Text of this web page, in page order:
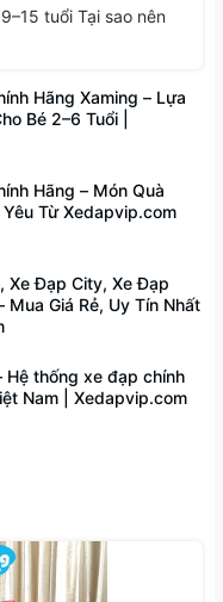
tuổi Tại sao nên
Hãng Xaming – Lựa
Bé 2–6 Tuổi |
Hãng – Món Quà
Từ Xedapvip.com
Xe Đạp City, Xe Đạp
Mua Giá Rẻ, Uy Tín Nhất
Hệ thống xe đạp chính
Nam | Xedapvip.com